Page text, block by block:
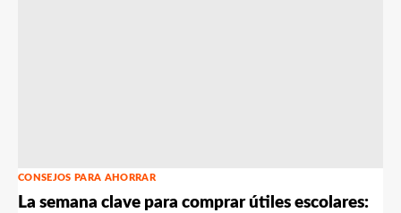
CONSEJOS PARA AHORRAR
La semana clave para comprar útiles escolares: